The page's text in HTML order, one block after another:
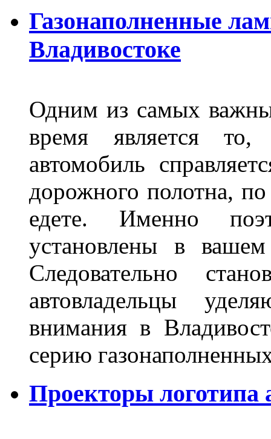
Газонаполненные
Владивостоке
Одним из самых
время является то,
автомобиль
дорожного полотна,
едете. Именно
установлены в
Следовательно
автовладельцы
внимания в
серию
Проекторы логотипа